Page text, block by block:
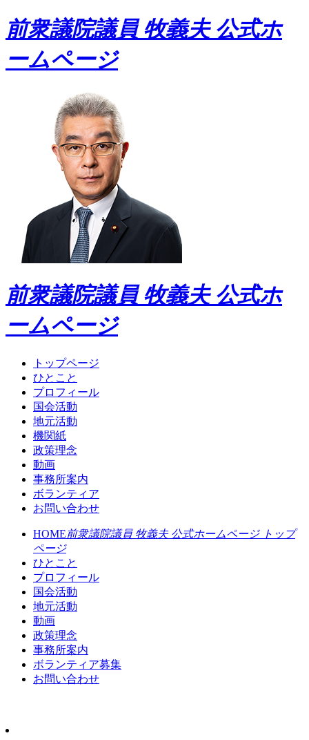
前衆議院議員 牧義夫 公式ホ
ームページ
前衆議院議員 牧義夫 公式ホ
ームページ
トップページ
ひとこと
プロフィール
国会活動
地元活動
機関紙
政策理念
動画
事務所案内
ボランティア
お問い合わせ
HOME前衆議院議員 牧義夫 公式ホームページ トップ
ページ
ひとこと
プロフィール
国会活動
地元活動
動画
政策理念
事務所案内
ボランティア募集
お問い合わせ